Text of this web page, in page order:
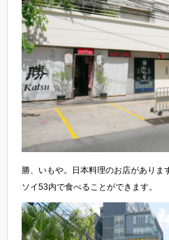
勝、いもや。日本料理のお店がありま
ソイ53内で食べることができます。